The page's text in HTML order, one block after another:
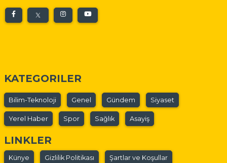
KATEGORILER
Bilim-Teknoloji Genel Gündem Siyaset
Yerel Haber Spor Sağlık Asayiş
LINKLER
Künye Gizlilik Politikası Şartlar ve Koşullar